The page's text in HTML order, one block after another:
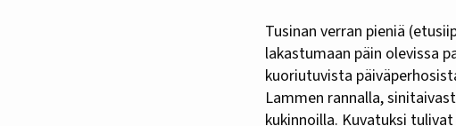
Tusinan verran pieniä
lakastumaan päin olevissa
kuoriutuvista
Lammen rannalla,
kukinnoilla. Kuvatuksi